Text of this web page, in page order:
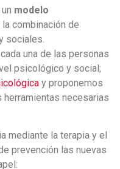
modelo
combinación de
sociales.
una de las personas
psicológico y social;
y proponemos
necesarias
mediante la terapia y el
prevención las nuevas